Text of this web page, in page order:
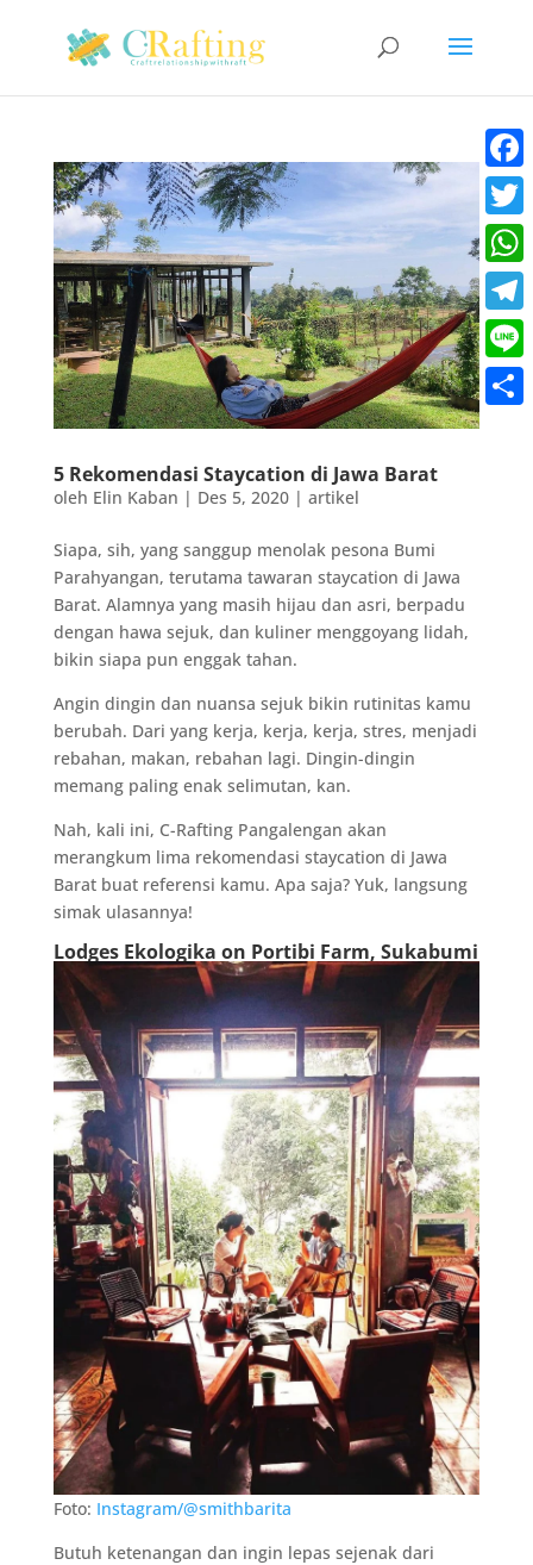
5 Rekomendasi Staycation di Jawa Barat
oleh Elin Kaban | Des 5, 2020| artikel
Siapa, sih, yang sanggup menolak pesona Bumi
Parahyangan, terutama tawaran staycation di Jawa
Barat. Alamnya yang masih hijau dan asri, berpadu
dengan hawa sejuk, dan kuliner menggoyang lidah,
bikin siapa pun enggak tahan.
Angin dingin dan nuansa sejuk bikin rutinitas kamu
berubah. Dari yang kerja, kerja, kerja, stres, menjadi
rebahan, makan, rebahan lagi. Dingin-dingin
memang paling enak selimutan, kan.
Nah, kali ini, C-Rafting Pangalengan akan
merangkum lima rekomendasi staycation di Jawa
Barat buat referensi kamu. Apa saja? Yuk, langsung
simak ulasannya!
Lodges Ekologika on Portibi Farm, Sukabumi
Foto: Instagram/@smithbarita
Butuh ketenangan dan ingin lepas sejenak dari
Line